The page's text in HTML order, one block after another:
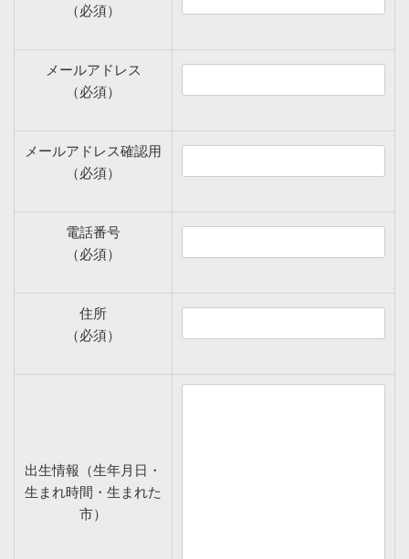
（必須）
メールアドレス
（必須）
メールアドレス確認用
（必須）
電話番号
（必須）
住所
（必須）
出生情報（生年月日・
生まれ時間・生まれた
市）